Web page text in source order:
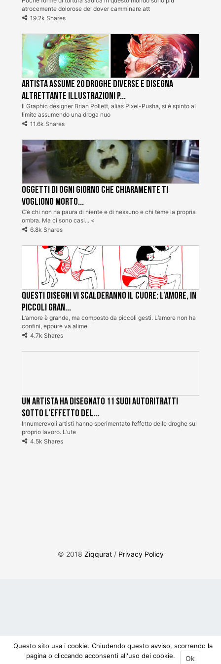
atrocemente dolorose del dover camminare att
19.2k Shares
Artista assume 20 droghe diverse e disegna
altrettante illustrazioni p...
Il Graphic designer Brian Pollett, alias Pixel-Pusha, si è spinto al
limite assumendo una droga nuo
11.6k Shares
Oggetti di ogni giorno che chiaramente ti
vogliono morto...
C’è chi non ha paura di niente e di nessuno e chi teme la propria
ombra. Ma ci sono casi... <
6.8k Shares
Questi disegni vi scalderanno il cuore: l’amore, in
piccoli gran...
L’amore è grande, ma composto da piccoli gesti. L’amore non ha
confini, eppure va alime
4.7k Shares
Un artista ha disegnato 11 suoi autoritratti
sotto l’effetto del...
Innumerevoli artisti hanno sperimentato l’effetto delle droghe sul
proprio lavoro. L’ute
4.5k Shares
© 2018 Ziqqurat/ Privacy Policy
Questo sito usa i cookie. Chiudendo questo avviso, scorrendo la
pagina o cliccando acconsenti all'uso dei cookie.
Ok